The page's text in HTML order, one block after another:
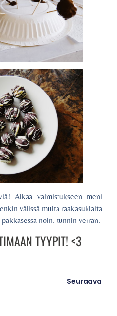
Aikaa valmistukseen meni
välissä muita raakasuklaita
noin. tunnin verran.
TYYPIT! <3
Seuraava